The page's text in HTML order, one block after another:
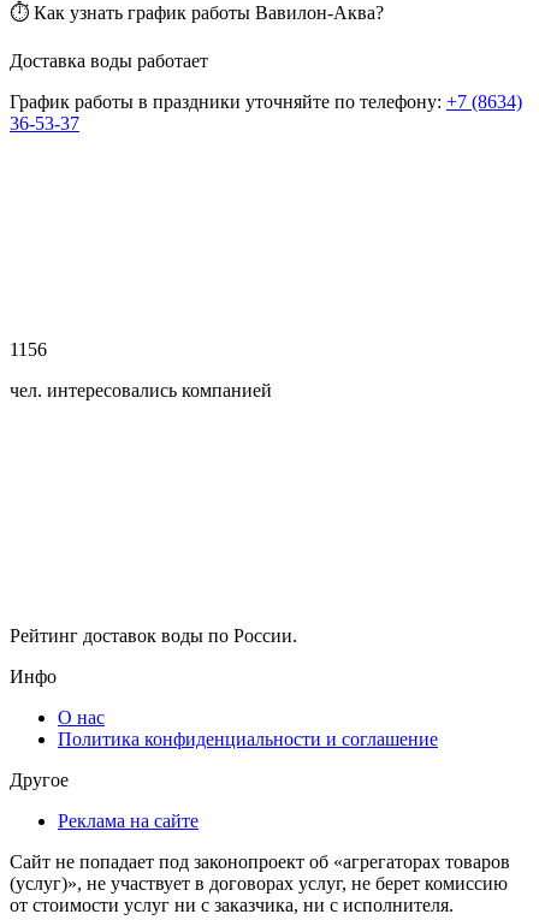
⏱ Как узнать график работы Вавилон-Аква?
Доставка воды работает
График работы в праздники уточняйте по телефону: +7 (8634)
36-53-37
1156
чел. интересовались компанией
Рейтинг доставок воды по России.
Инфо
О нас
Политика конфиденциальности и соглашение
Другое
Реклама на сайте
Сайт не попадает под законопроект об «агрегаторах товаров
(услуг)», не участвует в договорах услуг, не берет комиссию
от стоимости услуг ни с заказчика, ни с исполнителя.